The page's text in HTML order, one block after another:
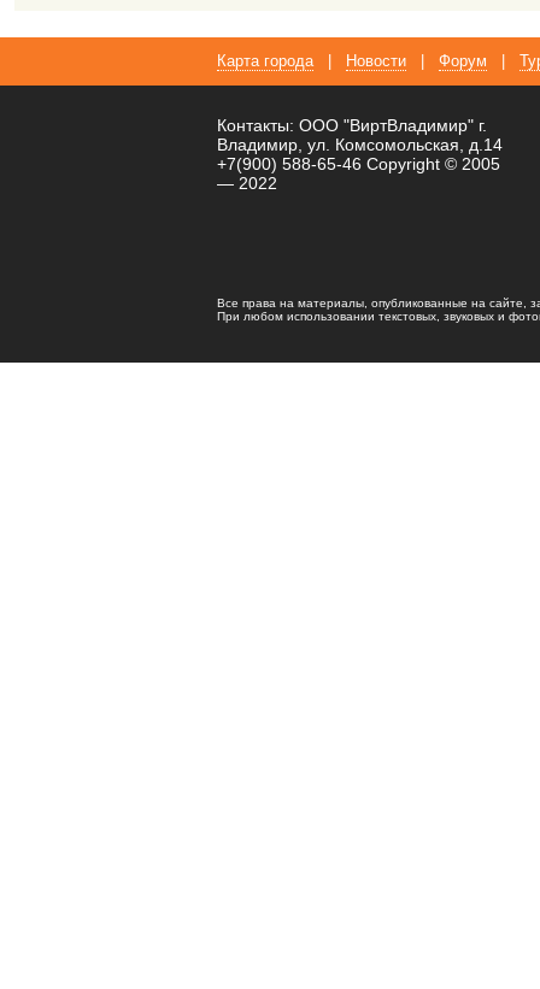
Карта города Новости Форум
Контакты: ООО "ВиртВладимир" г.
Владимир, ул. Комсомольская, д.14
+7(900) 588-65-46 Copyright © 2005
— 2022
Все права на материалы, опубликованные на сайте,
При любом использовании текстовых, звуковых и